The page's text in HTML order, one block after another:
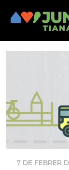
7 DE FEBRER